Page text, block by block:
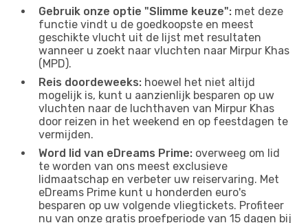
Gebruik onze optie "Slimme keuze": met deze
functie vindt u de goedkoopste en meest
geschikte vlucht uit de lijst met resultaten
wanneer u zoekt naar vluchten naar Mirpur Khas
(MPD).
Reis doordeweeks: hoewel het niet altijd
mogelijk is, kunt u aanzienlijk besparen op uw
vluchten naar de luchthaven van Mirpur Khas
door reizen in het weekend en op feestdagen te
vermijden.
Word lid van eDreams Prime: overweeg om lid
te worden van ons meest exclusieve
lidmaatschap en verbeter uw reiservaring. Met
eDreams Prime kunt u honderden euro's
besparen op uw volgende vliegtickets. Profiteer
nu van onze gratis proefperiode van 15 dagen bij